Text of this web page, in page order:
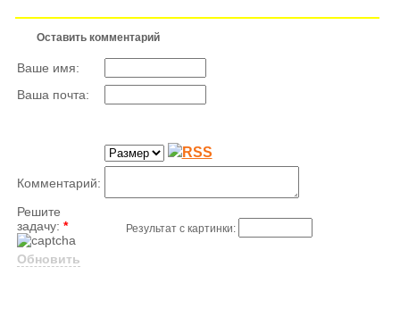
Оставить комментарий
Ваше имя:
Ваша почта:
Комментарий:
Решите
задачу: *
Обновить
Результат с картинки: